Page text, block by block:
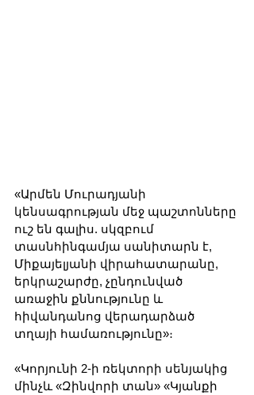
«Արմեն Մուրադյանի
կենսագրության մեջ պաշտոնները
ուշ են գալիս. սկզբում
տասնհինգամյա սանիտարն է,
Միքայելյանի վիրահատարանը,
երկրաշարժը, չընդունված
առաջին քննությունը և
հիվանդանոց վերադարձած
տղայի համառությունը»։
«Կորյունի 2-ի ռեկտորի սենյակից
մինչև «Զինվորի տան» «Կյանքի